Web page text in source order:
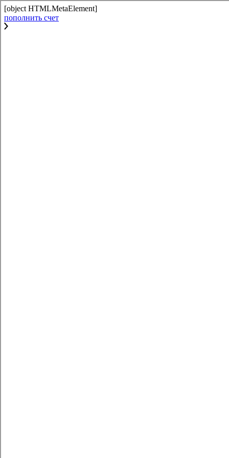
[object HTMLMetaElement]
пополнить счет